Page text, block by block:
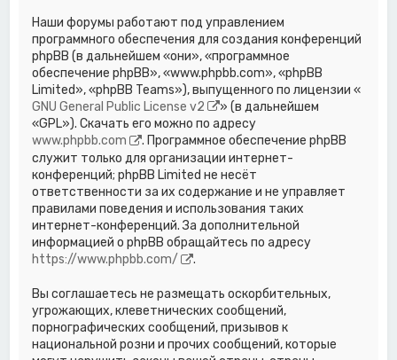
Наши форумы работают под управлением
программного обеспечения для создания конференций
phpBB (в дальнейшем «они», «программное
обеспечение phpBB», «www.phpbb.com», «phpBB
Limited», «phpBB Teams»), выпущенного по лицензии «
GNU General Public License v2
» (в дальнейшем
«GPL»). Скачать его можно по адресу
www.phpbb.com
. Программное обеспечение phpBB
служит только для организации интернет-
конференций; phpBB Limited не несёт
ответственности за их содержание и не управляет
правилами поведения и использования таких
интернет-конференций. За дополнительной
информацией о phpBB обращайтесь по адресу
https://www.phpbb.com/
.
Вы соглашаетесь не размещать оскорбительных,
угрожающих, клеветнических сообщений,
порнографических сообщений, призывов к
национальной розни и прочих сообщений, которые